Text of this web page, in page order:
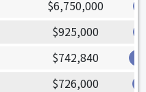
$6,750,000
$925,000
$742,840
$726,000